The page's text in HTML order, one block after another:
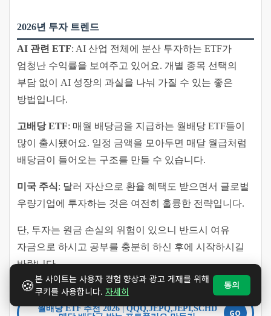
2026년 투자 트렌드
AI 관련 ETF: AI 산업 전체에 분산 투자하는 ETF가
엄청난 수익률을 보여주고 있어요. 개별 종목 선택의
부담 없이 AI 성장의 과실을 나눠 가질 수 있는 좋은
방법입니다.
고배당 ETF: 매월 배당금을 지급하는 월배당 ETF들이
많이 출시됐어요. 일정 금액을 모아두면 매달 월급처럼
배당금이 들어오는 구조를 만들 수 있습니다.
미국 주식: 달러 자산으로 환율 혜택도 받으면서 글로벌
우량기업에 투자하는 것은 여전히 훌륭한 전략입니다.
단, 투자는 원금 손실의 위험이 있으니 반드시 여유
자금으로 하시고 공부를 충분히 하신 후에 시작하시길
바랍니다.
월배당 ETF 추천 2026 | QQQ,JEPQ,JEPI,SCHD
🍪본 사이트는 사용자 경험 향상과 광고 게재를 위해
쿠키를 사용합니다. 자세히
동의